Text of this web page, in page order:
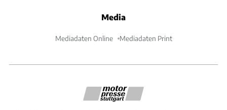
Media
Mediadaten Online Mediadaten Print